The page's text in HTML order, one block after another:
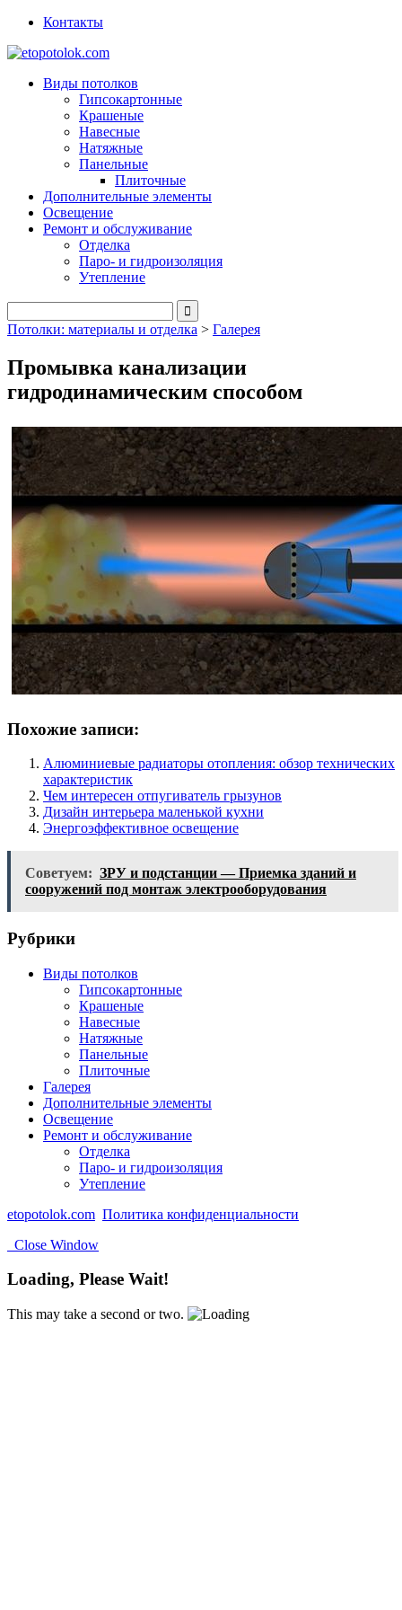
Контакты
Виды потолков
Гипсокартонные
Крашеные
Навесные
Натяжные
Панельные
Плиточные
Дополнительные элементы
Освещение
Ремонт и обслуживание
Отделка
Паро- и гидроизоляция
Утепление
Потолки: материалы и отделка > Галерея
Промывка канализации
гидродинамическим способом
Похожие записи:
Алюминиевые радиаторы отопления: обзор технических
характеристик
Чем интересен отпугиватель грызунов
Дизайн интерьера маленькой кухни
Энергоэффективное освещение
Советуем: ЗРУ и подстанции — Приемка зданий и
сооружений под монтаж электрооборудования
Рубрики
Виды потолков
Гипсокартонные
Крашеные
Навесные
Натяжные
Панельные
Плиточные
Галерея
Дополнительные элементы
Освещение
Ремонт и обслуживание
Отделка
Паро- и гидроизоляция
Утепление
etopotolok.com Политика конфиденциальности
Close Window
Loading, Please Wait!
This may take a second or two.